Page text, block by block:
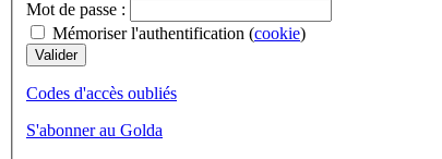
Mot de passe :
Mémoriser l'authentification (cookie)
Codes d'accès oubliés
S'abonner au Golda